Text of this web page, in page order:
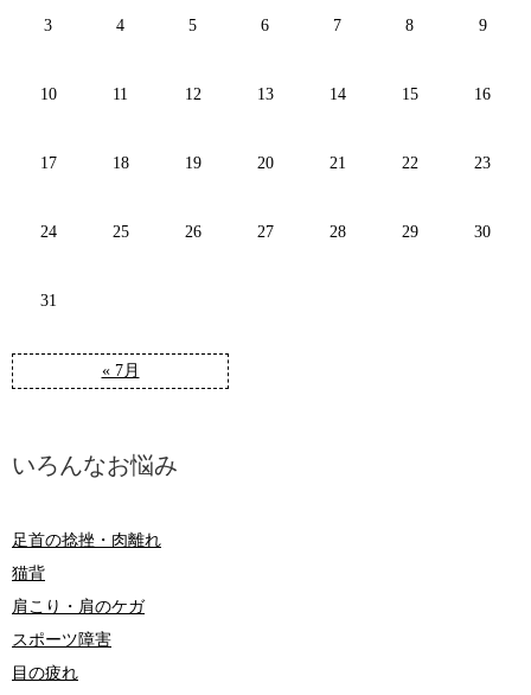
« 7月
3 4 5 6 7 8 9
10 11 12 13 14 15 16
17 18 19 20 21 22 23
24 25 26 27 28 29 30
31
いろんなお悩み
足首の捻挫・肉離れ
猫背
肩こり・肩のケガ
スポーツ障害
目の疲れ